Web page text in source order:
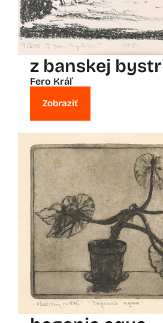
z banskej
Fero Kráľ
Zobraziť